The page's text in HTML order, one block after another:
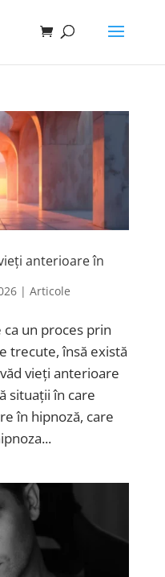
anterioare în
| Articole
un proces prin
trecute, însă există
vieți anterioare
situații în care
în hipnoză, care